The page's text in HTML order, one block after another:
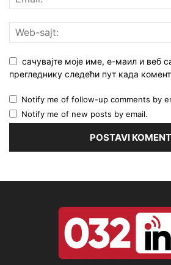
сачувајте моје име, е-маил и веб
прегледнику следећи пут када
Notify me of follow-up comments by
Notify me of new posts by email.